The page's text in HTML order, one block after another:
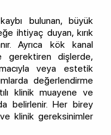
bulunan, büyük
ihtiyaç duyan, kırık
Ayrıca kök kanal
gerektiren dişlerde,
veya estetik
değerlendirme
klinik muayene ve
belirlenir. Her birey
klinik gereksinimler